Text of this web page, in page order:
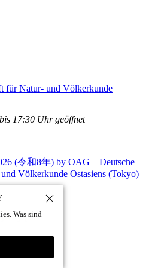
für Natur- und Völkerkunde
17:30 Uhr geöffnet
(令和8年) by OAG – Deutsche
Völkerkunde Ostasiens (Tokyo)
- japan
Was sind